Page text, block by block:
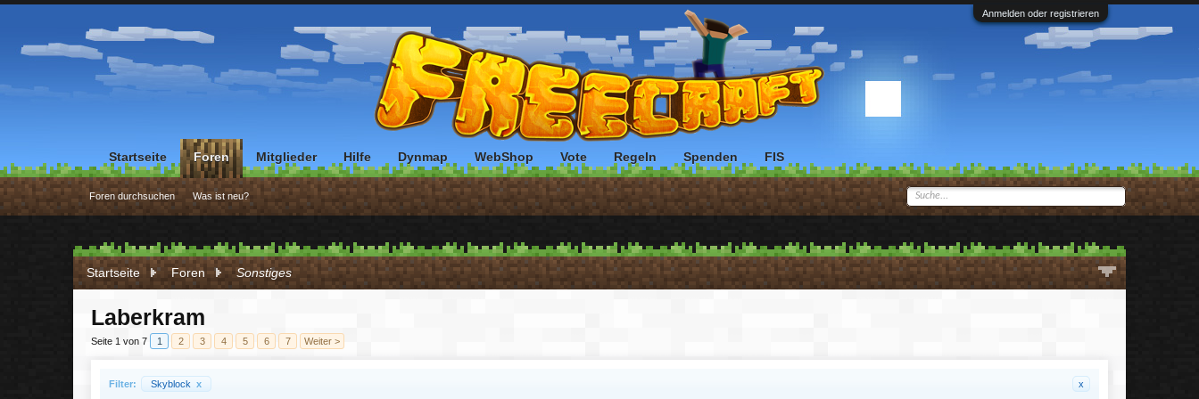
Anmelden oder registrieren
Startseite Foren Sonstiges
Laberkram
Seite 1 von 7 1 2 3 4 5 6 7 Weiter >
Filter: Skyblock x x
Startseite Foren
Foren durchsuchen Was ist neu?
Mitglieder Hilfe Dynmap WebShop Vote Regeln Spenden FIS